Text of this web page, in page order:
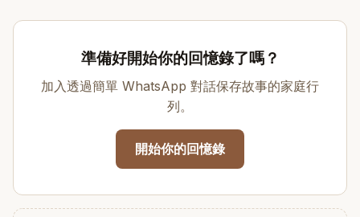
準備好開始你的回憶錄了嗎？
加入透過簡單 WhatsApp 對話保存故事的家庭行
列。
開始你的回憶錄